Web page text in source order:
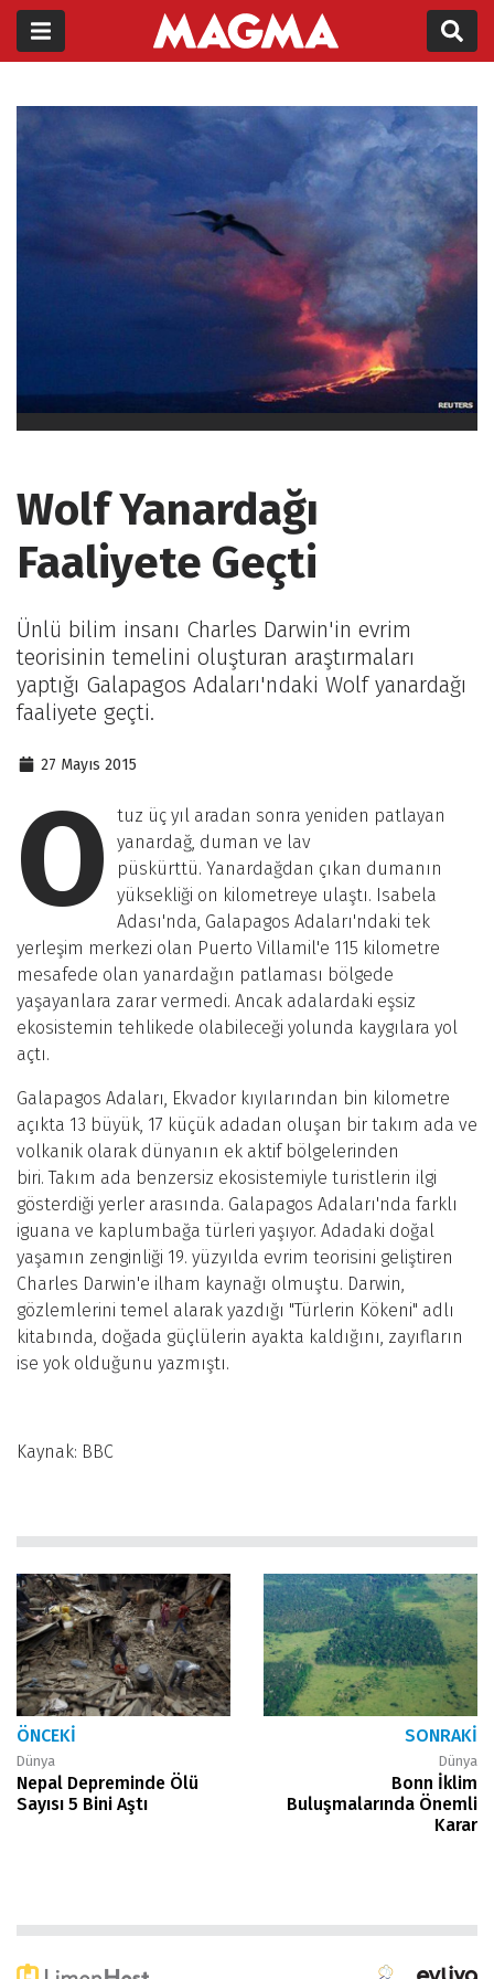
Wolf Yanardağı
Faaliyete Geçti
Ünlü bilim insanı Charles Darwin'in evrim
teorisinin temelini oluşturan araştırmaları
yaptığı Galapagos Adaları'ndaki Wolf yanardağı
faaliyete geçti.
27 Mayıs 2015
O
tuz üç yıl aradan sonra yeniden patlayan
yanardağ, duman ve lav
püskürttü. Yanardağdan çıkan dumanın
yüksekliği on kilometreye ulaştı. Isabela
Adası'nda, Galapagos Adaları'ndaki tek
yerleşim merkezi olan Puerto Villamil'e 115 kilometre
mesafede olan yanardağın patlaması bölgede
yaşayanlara zarar vermedi. Ancak adalardaki eşsiz
ekosistemin tehlikede olabileceği yolunda kaygılara yol
açtı.
Galapagos Adaları, Ekvador kıyılarından bin kilometre
açıkta 13 büyük, 17 küçük adadan oluşan bir takım ada ve
volkanik olarak dünyanın ek aktif bölgelerinden
biri. Takım ada benzersiz ekosistemiyle turistlerin ilgi
gösterdiği yerler arasında. Galapagos Adaları'nda farklı
iguana ve kaplumbağa türleri yaşıyor. Adadaki doğal
yaşamın zenginliği 19. yüzyılda evrim teorisini geliştiren
Charles Darwin'e ilham kaynağı olmuştu. Darwin,
gözlemlerini temel alarak yazdığı "Türlerin Kökeni" adlı
kitabında, doğada güçlülerin ayakta kaldığını, zayıfların
ise yok olduğunu yazmıştı.
Kaynak: BBC
ÖNCEKI
Dünya
Nepal Depreminde Ölü
Sayısı 5 Bini Aştı
SONRAKI
Dünya
Bonn İklim
Buluşmalarında Önemli
Karar